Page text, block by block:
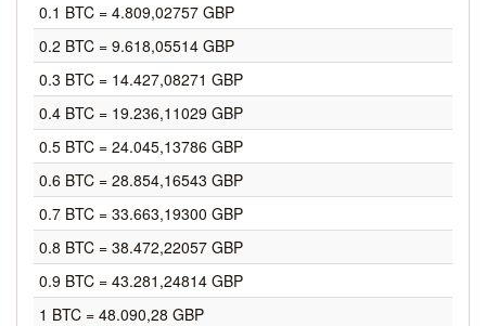
0.1 BTC = 4.809,02757 GBP
0.2 BTC = 9.618,05514 GBP
0.3 BTC = 14.427,08271 GBP
0.4 BTC = 19.236,11029 GBP
0.5 BTC = 24.045,13786 GBP
0.6 BTC = 28.854,16543 GBP
0.7 BTC = 33.663,19300 GBP
0.8 BTC = 38.472,22057 GBP
0.9 BTC = 43.281,24814 GBP
1 BTC = 48.090,28 GBP